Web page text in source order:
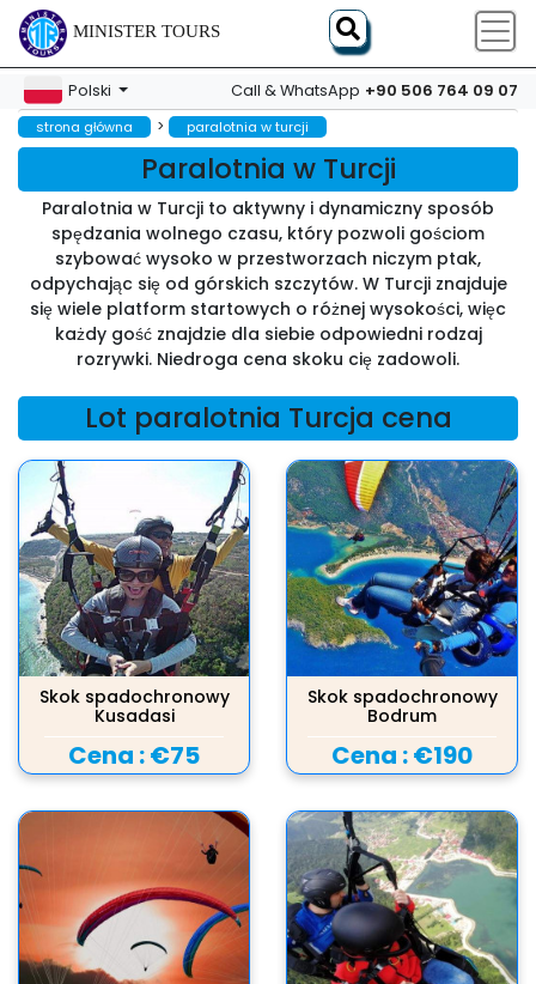
MINISTER TOURS
Polski Call & WhatsApp +90 506 764 09 07
strona główna > paralotnia w turcji
Paralotnia w Turcji
Paralotnia w Turcji to aktywny i dynamiczny sposób
spędzania wolnego czasu, który pozwoli gościom
szybować wysoko w przestworzach niczym ptak,
odpychając się od górskich szczytów. W Turcji znajduje
się wiele platform startowych o różnej wysokości, więc
każdy gość znajdzie dla siebie odpowiedni rodzaj
rozrywki. Niedroga cena skoku cię zadowoli.
Lot paralotnia Turcja cena
Skok spadochronowy
Kusadasi
Cena :€75
Skok spadochronowy
Bodrum
Cena :€190